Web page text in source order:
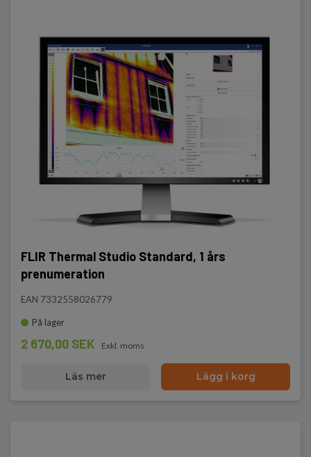
FLIR Thermal Studio Standard, 1 års
prenumeration
EAN 7332558026779
På lager
2 670,00 SEK Exkl. moms
Läs mer Lägg i korg